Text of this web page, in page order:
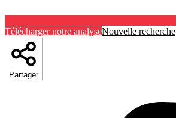
Télécharger notre analyseNouvelle recherche
Partager